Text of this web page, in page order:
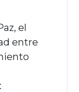
el
entre